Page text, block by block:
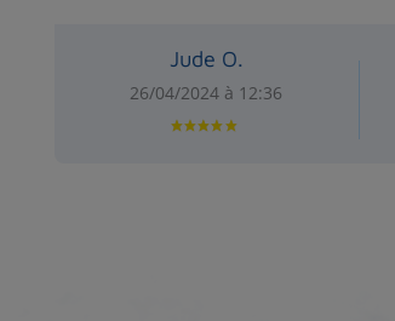
Jude O.
26/04/2024 à 12:36